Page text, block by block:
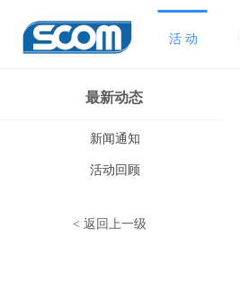
最新动态
新闻通知
活动回顾
< 返回上一级
活 动